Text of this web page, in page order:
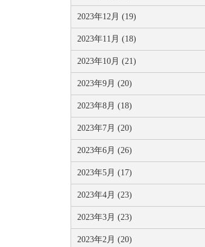
2023年12月 (19)
2023年11月 (18)
2023年10月 (21)
2023年9月 (20)
2023年8月 (18)
2023年7月 (20)
2023年6月 (26)
2023年5月 (17)
2023年4月 (23)
2023年3月 (23)
2023年2月 (20)